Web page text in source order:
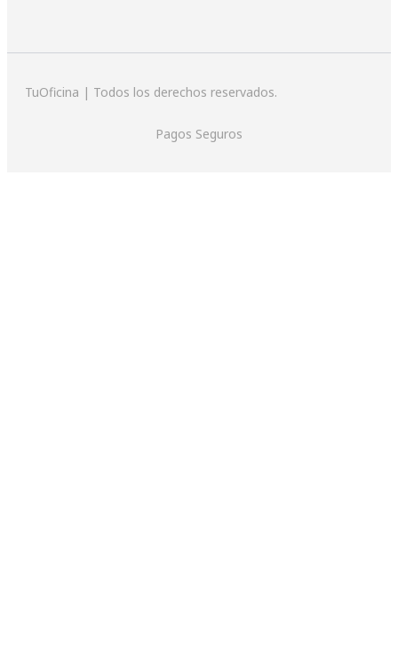
TuOficina | Todos los derechos reservados.
Pagos Seguros